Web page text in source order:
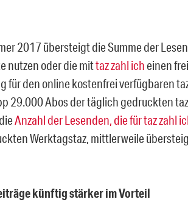
2017 übersteigt die Summe der
nutzen oder die mittaz zahl icheinen
für den online kostenfrei verfügbaren
29.000 Abos der täglich gedruckten
Anzahl der Lesenden, die für taz zahl
Werktagstaz, mittlerweile
künftig stärker im Vorteil